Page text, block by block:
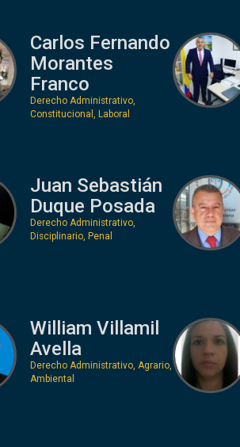
Carlos Fernando
Morantes
Franco
Derecho Administrativo,
Constitucional, Laboral
Juan Sebastián
Duque Posada
Derecho Administrativo,
Disciplinario, Penal
William Villamil
Avella
Derecho Administrativo, Agrario,
Ambiental